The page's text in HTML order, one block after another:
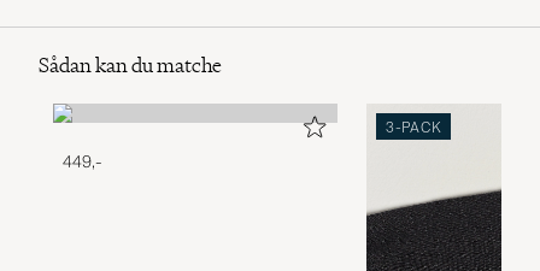
Sådan kan du matche
449,-
3-PACK